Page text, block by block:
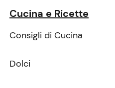
Cucina e Ricette
Consigli di Cucina
Dolci